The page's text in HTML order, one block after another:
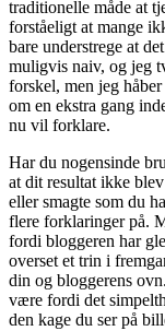
traditionelle måde at
forståeligt at mange
bare understrege at
muligvis naiv, og jeg
forskel, men jeg
om en ekstra gang
nu vil forklare.
Har du nogensinde
at dit resultat ikke
eller smagte som du
flere forklaringer på.
fordi bloggeren har
overset et trin i
din og bloggerens
være fordi det
den kage du ser på